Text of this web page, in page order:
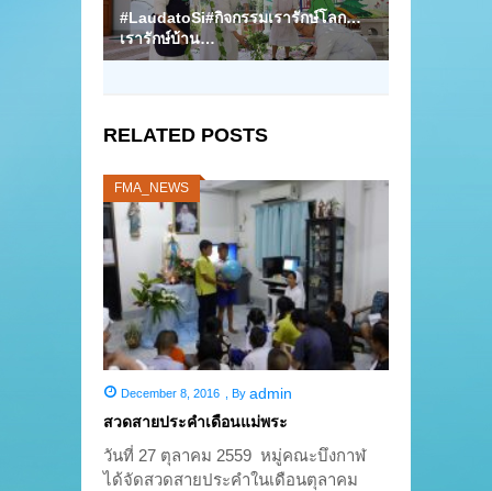
#LaudatoSi#กิจกรรมเรารักษ์โลก…
เรารักษ์บ้าน…
RELATED POSTS
FMA_NEWS
December 8, 2016 , By admin
สวดสายประคำเดือนแม่พระ
วันที่ 27 ตุลาคม 2559 หมู่คณะบึงกาฬ
ได้จัดสวดสายประคำในเดือนตุลาคม